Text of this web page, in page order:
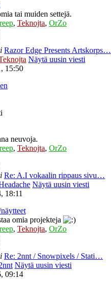
tai muiden settejä.
, Teknojta, OrZo
Razor Edge Presents Artskorps…
Näytä uusin viesti
15:50
neuvoja.
, Teknojta, OrZo
Re: A.I vokaalin rippaus sivu…
Näytä uusin viesti
18:11
omia projekteja
, Teknojta, OrZo
Re: 2nnt / Snowpixels / Stati…
Näytä uusin viesti
09:14